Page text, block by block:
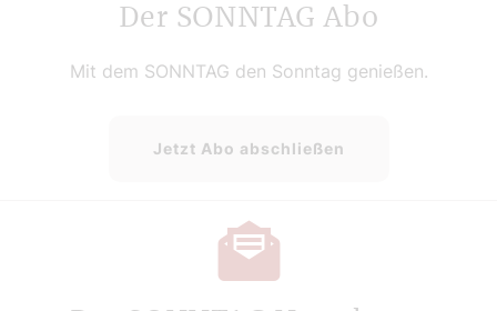
Der SONNTAG Abo
Mit dem SONNTAG den Sonntag genießen.
Jetzt Abo abschließen